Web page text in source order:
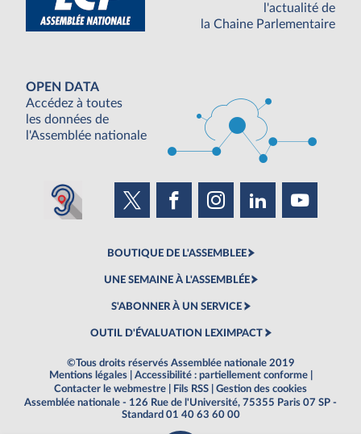
l'actualité de
la Chaine Parlementaire
OPEN DATA
Accédez à toutes
les données de
l'Assemblée nationale
BOUTIQUE DE L'ASSEMBLEE
UNE SEMAINE À L'ASSEMBLÉE
S'ABONNER À UN SERVICE
OUTIL D'ÉVALUATION LEXIMPACT
©Tous droits réservés Assemblée nationale 2019
Mentions légales
Accessibilité : partiellement conforme
Contacter le webmestre
Fils RSS
Gestion des cookies
Assemblée nationale - 126 Rue de l'Université, 75355 Paris 07 SP -
Standard 01 40 63 60 00